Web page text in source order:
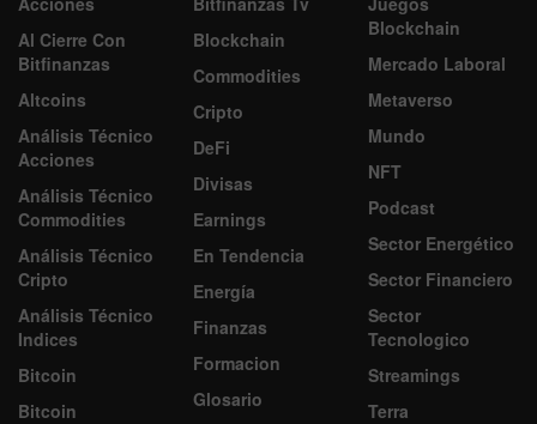
Al Cierre Con
Bitfinanzas
Altcoins
Análisis Técnico
Acciones
Análisis Técnico
Commodities
Análisis Técnico
Cripto
Análisis Técnico
Indices
Bitcoin
Bitcoin
Blockchain
Commodities
Cripto
DeFi
Divisas
Earnings
En Tendencia
Energía
Finanzas
Formacion
Glosario
Blockchain
Mercado Laboral
Metaverso
Mundo
NFT
Podcast
Sector Energético
Sector Financiero
Sector
Tecnologico
Streamings
Terra